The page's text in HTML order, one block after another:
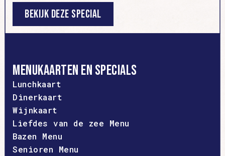
Bekijk deze special
Menukaarten en specials
Lunchkaart
Dinerkaart
Wijnkaart
Liefdes van de zee Menu
Bazen Menu
Senioren Menu